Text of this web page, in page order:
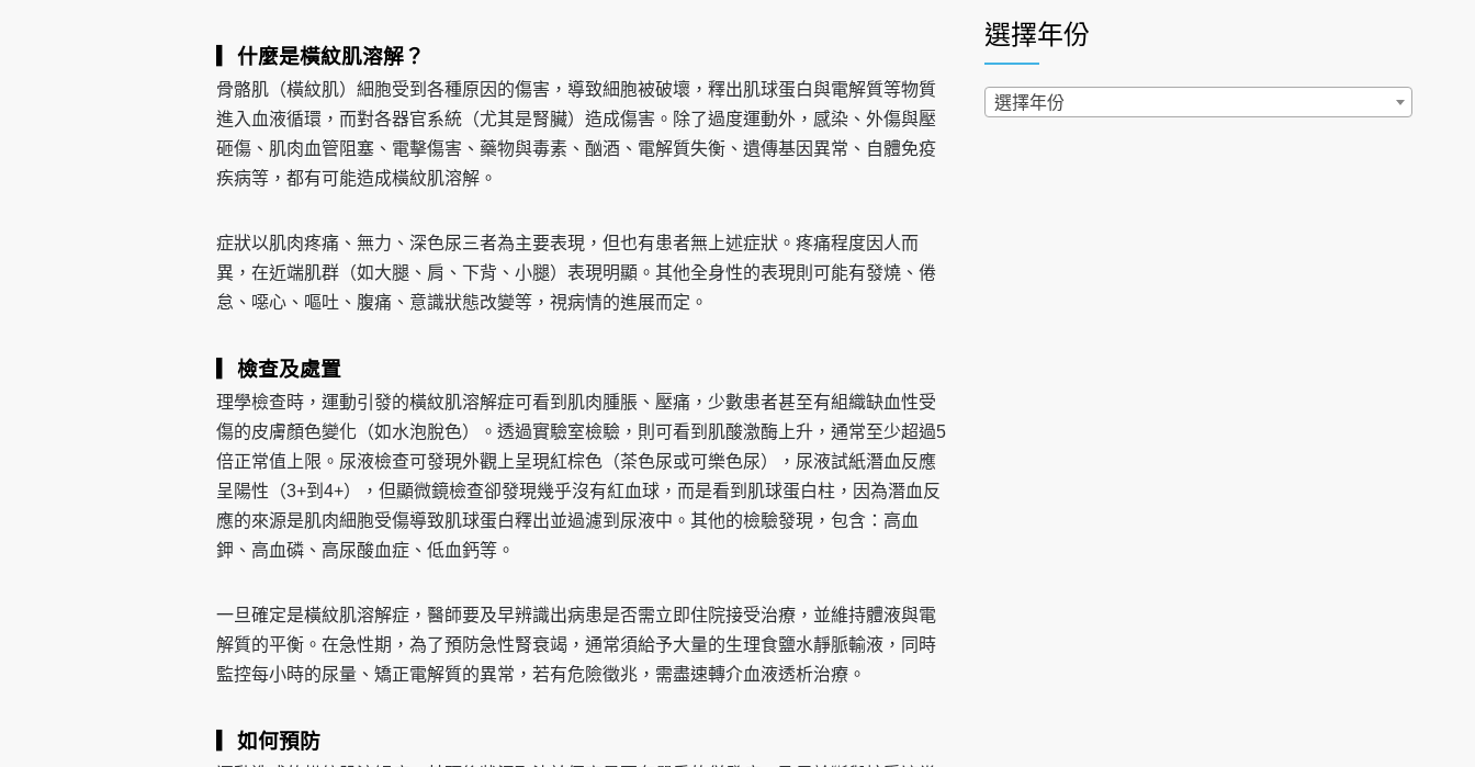
▎什麼是橫紋肌溶解？
骨骼肌（橫紋肌）細胞受到各種原因的傷害，導致細胞被破壞，釋出肌球蛋白與電解質等物質
進入血液循環，而對各器官系統（尤其是腎臟）造成傷害。除了過度運動外，感染、外傷與壓
砸傷、肌肉血管阻塞、電擊傷害、藥物與毒素、酗酒、電解質失衡、遺傳基因異常、自體免疫
疾病等，都有可能造成橫紋肌溶解。
症狀以肌肉疼痛、無力、深色尿三者為主要表現，但也有患者無上述症狀。疼痛程度因人而
異，在近端肌群（如大腿、肩、下背、小腿）表現明顯。其他全身性的表現則可能有發燒、倦
怠、噁心、嘔吐、腹痛、意識狀態改變等，視病情的進展而定。
▎檢查及處置
理學檢查時，運動引發的橫紋肌溶解症可看到肌肉腫脹、壓痛，少數患者甚至有組織缺血性受
傷的皮膚顏色變化（如水泡脫色）。透過實驗室檢驗，則可看到肌酸激酶上升，通常至少超過5
倍正常值上限。尿液檢查可發現外觀上呈現紅棕色（茶色尿或可樂色尿），尿液試紙潛血反應
呈陽性（3+到4+），但顯微鏡檢查卻發現幾乎沒有紅血球，而是看到肌球蛋白柱，因為潛血反
應的來源是肌肉細胞受傷導致肌球蛋白釋出並過濾到尿液中。其他的檢驗發現，包含：高血
鉀、高血磷、高尿酸血症、低血鈣等。
一旦確定是橫紋肌溶解症，醫師要及早辨識出病患是否需立即住院接受治療，並維持體液與電
解質的平衡。在急性期，為了預防急性腎衰竭，通常須給予大量的生理食鹽水靜脈輸液，同時
監控每小時的尿量、矯正電解質的異常，若有危險徵兆，需盡速轉介血液透析治療。
▎如何預防
西園醫院55周年 7／10捐血公益活動 邀民眾
熱血響應
2026-06-30
2022-02-17
過量維生素D和鈣恐罹癌? 醫師釋疑：搞懂4原則
不怕補錯
選擇年份
選擇年份